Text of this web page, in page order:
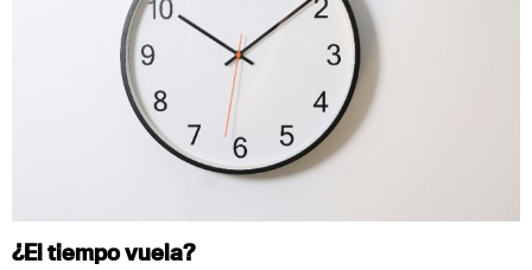
¿El tiempo vuela?